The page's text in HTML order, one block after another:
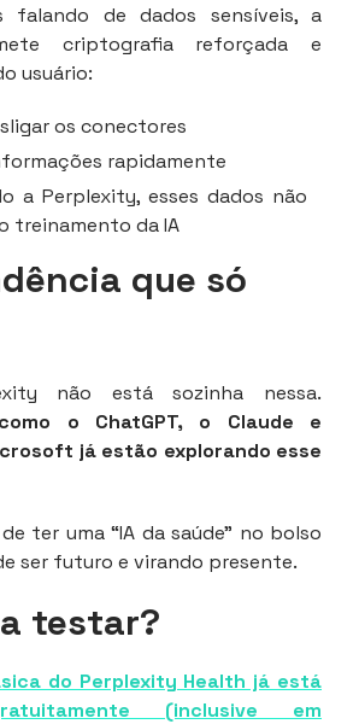
falando de dados sensíveis, a
criptografia reforçada e
usuário:
os conectores
rapidamente
a Perplexity, esses dados não
treinamento da IA
que só
não está sozinha nessa.
o ChatGPT, o Claude e
já estão explorando esse
ter uma “IA da saúde” no bolso
ser futuro e virando presente.
testar?
do Perplexity Health já está
(inclusive em